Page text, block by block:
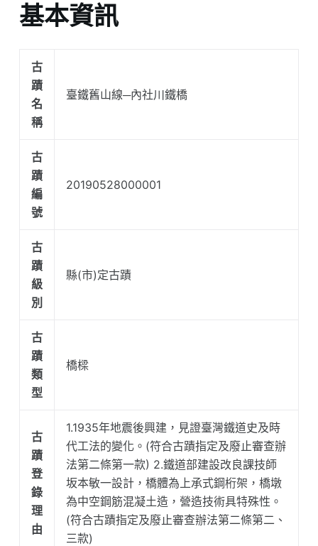
基本資訊
古
蹟
名
稱
臺鐵舊山線─內社川鐵橋
古
蹟
編
號
20190528000001
古
蹟
級
別
縣(市)定古蹟
古
蹟
類
型
橋樑
古
蹟
登
錄
理
由
1.1935年地震後興建，見證臺灣鐵道史及時
代工法的變化。(符合古蹟指定及廢止審查辦
法第二條第一款) 2.鐵道部建設改良課技師
坂本敏一設計，橋體為上承式鋼桁架，橋墩
為中空鋼筋混凝土造，營造技術具特殊性。
(符合古蹟指定及廢止審查辦法第二條第二、
三款)